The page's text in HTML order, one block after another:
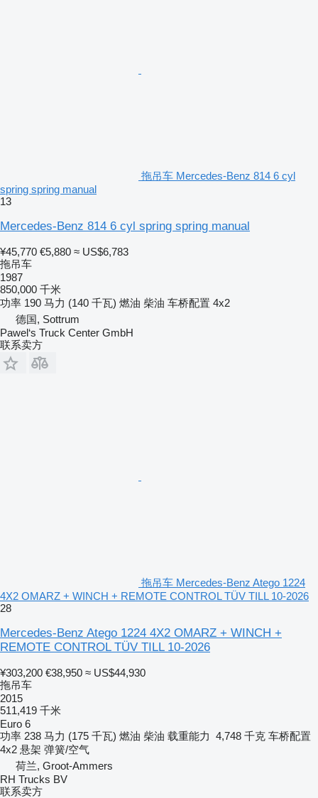
拖吊车 Mercedes-Benz 814 6 cyl
spring spring manual
13
Mercedes-Benz 814 6 cyl spring spring manual
¥45,770 €5,880 ≈ US$6,783
拖吊车
1987
850,000 千米
功率 190 马力 (140 千瓦) 燃油 柴油 车桥配置 4x2
德国, Sottrum
Pawel‘s Truck Center GmbH
联系卖方
拖吊车 Mercedes-Benz Atego 1224
4X2 OMARZ + WINCH + REMOTE CONTROL TÜV TILL 10-2026
28
Mercedes-Benz Atego 1224 4X2 OMARZ + WINCH +
REMOTE CONTROL TÜV TILL 10-2026
¥303,200 €38,950 ≈ US$44,930
拖吊车
2015
511,419 千米
Euro 6
功率 238 马力 (175 千瓦) 燃油 柴油 载重能力 4,748 千克 车桥配置
4x2 悬架 弹簧/空气
荷兰, Groot-Ammers
RH Trucks BV
联系卖方